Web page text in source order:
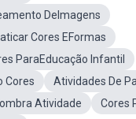
DeImagens
Cores EFormas
ParaEducação Infantil
Cores
Atividades De
Atividade
Cores